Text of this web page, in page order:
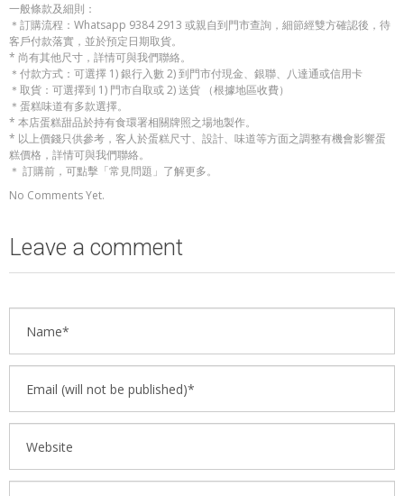
一般條款及細則：
＊訂購流程：Whatsapp 9384 2913 或親自到門市查詢，細節經雙方確認後，待
客戶付款落實，並於預定日期取貨。
* 尚有其他尺寸，詳情可與我們聯絡。
＊付款方式：可選擇 1) 銀行入數 2) 到門市付現金、銀聯、八達通或信用卡
＊取貨：可選擇到 1) 門市自取或 2) 送貨 （根據地區收費）
＊蛋糕味道有多款選擇。
* 本店蛋糕甜品於持有食環署相關牌照之場地製作。
* 以上價錢只供參考，客人於蛋糕尺寸、設計、味道等方面之調整有機會影響蛋
糕價格，詳情可與我們聯絡。
＊ 訂購前，可點擊「常見問題」了解更多。
No Comments Yet.
Leave a comment